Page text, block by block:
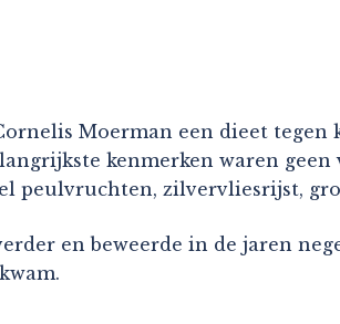
Moerman een dieet tegen
kenmerken waren geen
peulvruchten, zilvervliesrijst,
en beweerde in de jaren